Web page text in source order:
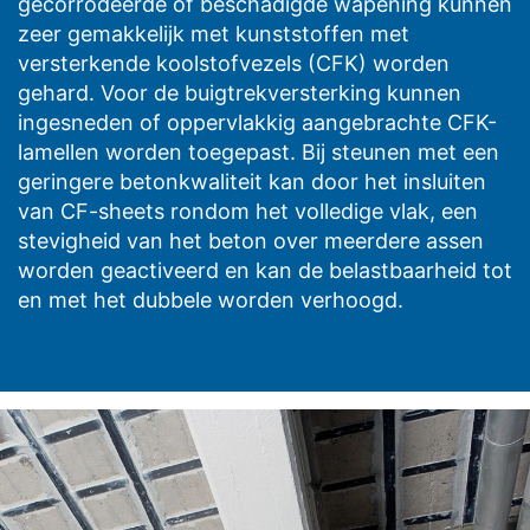
zeer gemakkelijk met kunststoffen met
versterkende koolstofvezels (CFK) worden
gehard. Voor de buigtrekversterking kunnen
ingesneden of oppervlakkig aangebrachte CFK-
lamellen worden toegepast. Bij steunen met een
geringere betonkwaliteit kan door het insluiten
van CF-sheets rondom het volledige vlak, een
stevigheid van het beton over meerdere assen
worden geactiveerd en kan de belastbaarheid tot
en met het dubbele worden verhoogd.
Informationsfreiheit NRW (verantwoordelijke voor
gegevensbescherming), Düsseldorf, Duitsland.
Recht op overdraagbaarheid van gegevens
U hebt het recht om gegevens die wij op basis van uw
toestemming of voor de nakoming van een
overeenkomst geautomatiseerd verwerken, aan uzelf of
aan een externe partij in een gangbare,
machineleesbare indeling te laten overhandigen. Indien
u de directe overdracht van de gegevens aan een
andere verantwoordelijke verzoekt, gebeurt dit alleen
voor zover dat technisch haalbaar is.
Conform Art. 15 AVG heeft u jegens MC-Bouwchemie te
allen tijde het recht om te verzoeken om uitgebreide
verstrekking van informatie over de gegevens die over
u zijn opgeslagen. Conform Art. 17 AVG kunt u te allen
tijde het corrigeren, wissen en blokkeren van individuele
persoonsgegevens van ons eisen.